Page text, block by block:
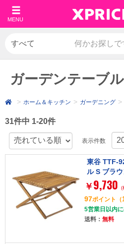
MENU
ガーデンテーブル
ホーム＆キッチン ガーデニング
31件中 1-20件
表示件数
東谷 TTF-
ル S ブラ
￥ 9,730 (
97ポイント （
5営業日以内
送料： 無料